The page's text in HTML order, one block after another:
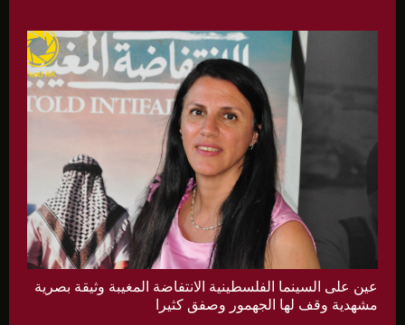
عين على السينما الفلسطينية الانتفاضة المغيبة وثيقة بصرية
مشهدية وقف لها الجهمور وصفق كثيرا